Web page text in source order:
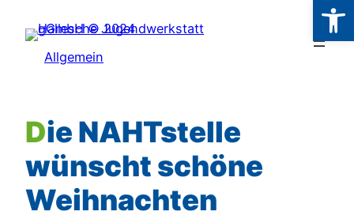
Zum
Allgemein
Die NAHTstelle
wünscht schöne
Weihnachten